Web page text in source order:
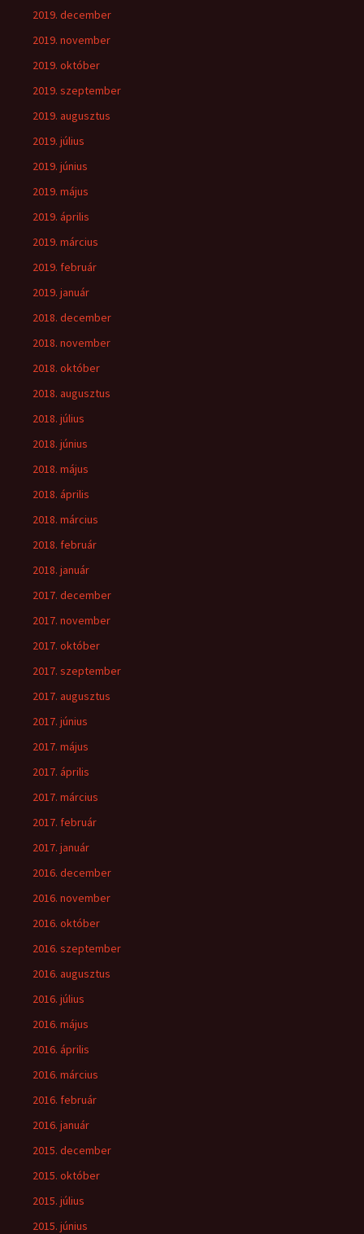
2019. december
2019. november
2019. október
2019. szeptember
2019. augusztus
2019. július
2019. június
2019. május
2019. április
2019. március
2019. február
2019. január
2018. december
2018. november
2018. október
2018. augusztus
2018. július
2018. június
2018. május
2018. április
2018. március
2018. február
2018. január
2017. december
2017. november
2017. október
2017. szeptember
2017. augusztus
2017. június
2017. május
2017. április
2017. március
2017. február
2017. január
2016. december
2016. november
2016. október
2016. szeptember
2016. augusztus
2016. július
2016. május
2016. április
2016. március
2016. február
2016. január
2015. december
2015. október
2015. július
2015. június